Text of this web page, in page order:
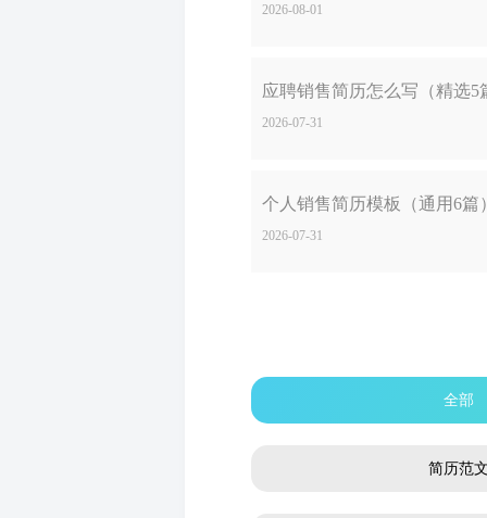
2026-08-01
应聘销售简历怎么写（精选5
2026-07-31
个人销售简历模板（通用6篇
2026-07-31
全部
简历范